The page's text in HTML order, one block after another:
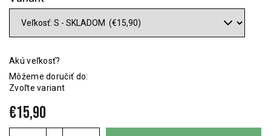
€15,90
Akú veľkosť?
Môžeme doručiť do:
Zvoľte variant